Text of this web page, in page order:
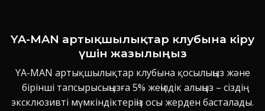
YA-MAN артықшылықтар клубына кіру
үшін жазылыңыз
YA-MAN артықшылықтар клубына қосылыңыз және
бірінші тапсырысыңызға 5% жеңілдік алыңыз – сіздің
эксклюзивті мүмкіндіктеріңіз осы жерден басталады.